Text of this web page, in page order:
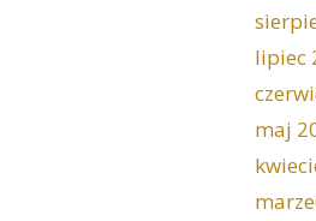
lipiec
maj